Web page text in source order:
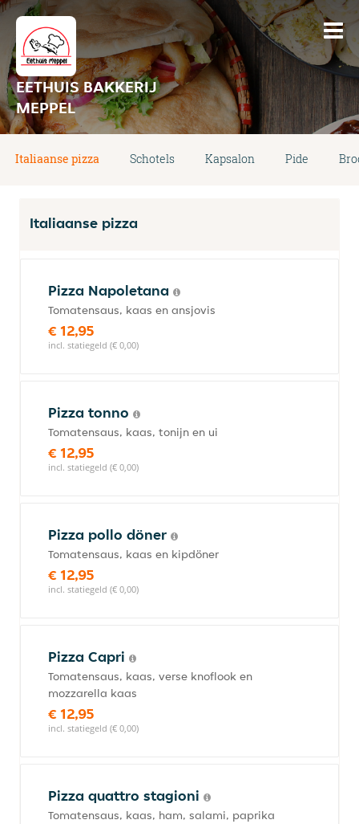
EETHUIS BAKKERIJ
MEPPEL
Italiaanse pizza Schotels Kapsalon Pide
Italiaanse pizza
Pizza Napoletana
Tomatensaus, kaas en ansjovis
€ 12,95
incl. statiegeld (€ 0,00)
Pizza tonno
Tomatensaus, kaas, tonijn en ui
€ 12,95
incl. statiegeld (€ 0,00)
Pizza pollo döner
Tomatensaus, kaas en kipdöner
€ 12,95
incl. statiegeld (€ 0,00)
Pizza Capri
Tomatensaus, kaas, verse knoflook en
mozzarella kaas
€ 12,95
incl. statiegeld (€ 0,00)
Pizza quattro stagioni
Tomatensaus, kaas, ham, salami, paprika